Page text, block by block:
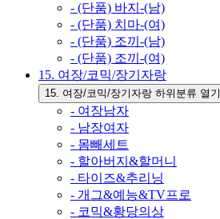
- (단품) 바지-(남)
- (단품) 치마-(여)
- (단품) 조끼-(남)
- (단품) 조끼-(여)
15. 여장/코믹/장기자랑
15. 여장/코믹/장기자랑 하위분류 열기
- 여장남자
- 남장여자
- 몸빼세트
- 할아버지&할머니
- 타이즈&추리닝
- 개그&예능&TV프로
- 코믹&황당의상